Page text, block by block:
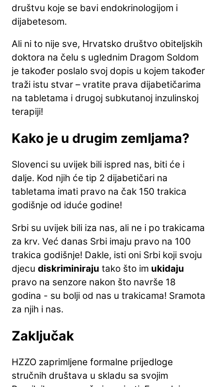
društvu koje se bavi endokrinologijom i
dijabetesom.
Ali ni to nije sve, Hrvatsko društvo obiteljskih
doktora na čelu s uglednim Dragom Soldom
je također poslalo svoj dopis u kojem također
traži istu stvar – vratite prava dijabetičarima
na tabletama i drugoj subkutanoj inzulinskoj
terapiji!
Kako je u drugim zemljama?
Slovenci su uvijek bili ispred nas, biti će i
dalje. Kod njih će tip 2 dijabetičari na
tabletama imati pravo na čak 150 trakica
godišnje od iduće godine!
Srbi su uvijek bili iza nas, ali ne i po trakicama
za krv. Već danas Srbi imaju pravo na 100
trakica godišnje! Dakle, isti oni Srbi koji svoju
djecu diskriminiraju tako što im ukidaju
pravo na senzore nakon što navrše 18
godina - su bolji od nas u trakicama! Sramota
za njih i nas.
Zaključak
HZZO zaprimljene formalne prijedloge
stručnih društava u skladu sa svojim